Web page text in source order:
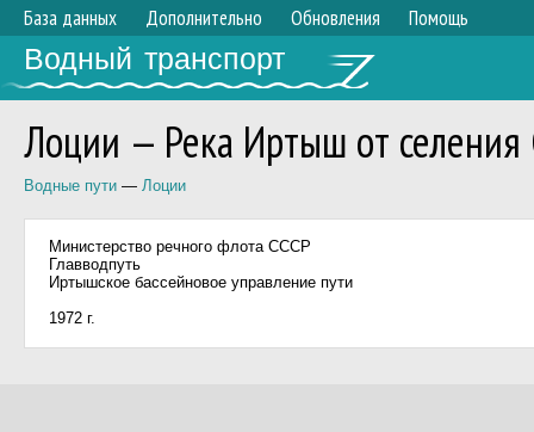
База данных Дополнительно Обновления Помощь
Водный транспорт
Лоции — Река Иртыш от селения
Водные пути — Лоции
Министерство речного флота СССР
Главводпуть
Иртышское бассейновое управление пути
1972 г.